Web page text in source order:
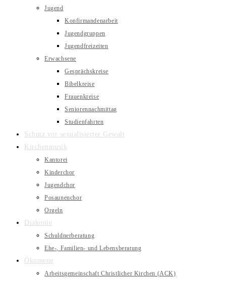
Jugend
Konfirmandenarbeit
Jugendgruppen
Jugendfreizeiten
Erwachsene
Gesprächskreise
Bibelkreise
Frauenkreise
Seniorennachmittag
Studienfahrten
Schutz vor sexualisierter Gewalt
Kirchenmusik
Kantorei
Kinderchor
Jugendchor
Posaunenchor
Orgeln
Diakonie
Schuldnerberatung
Ehe-, Familien- und Lebensberatung
Ökumene
Arbeitsgemeinschaft Christlicher Kirchen (ACK)